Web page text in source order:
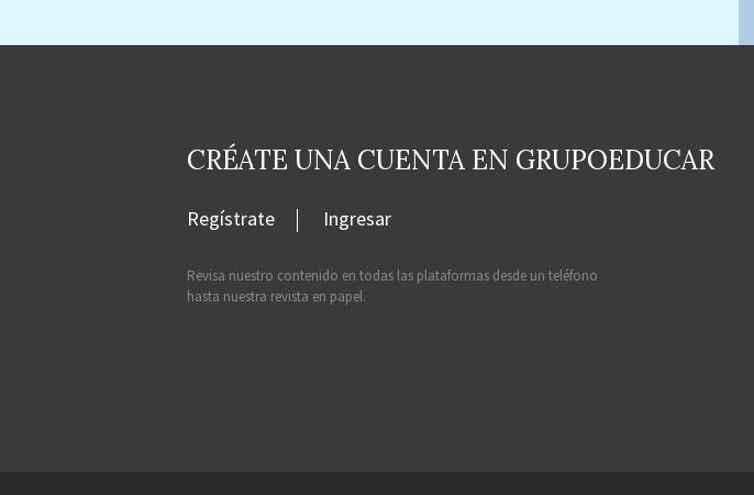
CRÉATE UNA CUENTA EN GRUPOEDUCAR
Regístrate Ingresar
Revisa nuestro contenido en todas las plataformas desde un teléfono
hasta nuestra revista en papel.